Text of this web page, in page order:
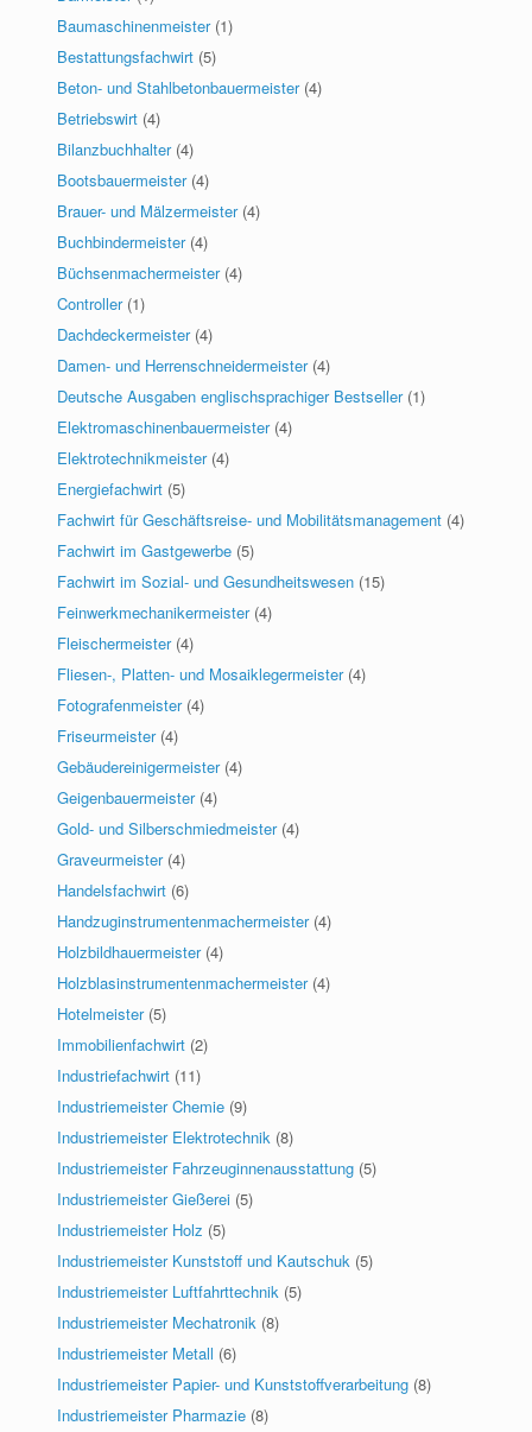
Baumaschinenmeister (1)
Bestattungsfachwirt (5)
Beton- und Stahlbetonbauermeister (4)
Betriebswirt (4)
Bilanzbuchhalter (4)
Bootsbauermeister (4)
Brauer- und Mälzermeister (4)
Buchbindermeister (4)
Büchsenmachermeister (4)
Controller (1)
Dachdeckermeister (4)
Damen- und Herrenschneidermeister (4)
Deutsche Ausgaben englischsprachiger Bestseller (1)
Elektromaschinenbauermeister (4)
Elektrotechnikmeister (4)
Energiefachwirt (5)
Fachwirt für Geschäftsreise- und Mobilitätsmanagement (4)
Fachwirt im Gastgewerbe (5)
Fachwirt im Sozial- und Gesundheitswesen (15)
Feinwerkmechanikermeister (4)
Fleischermeister (4)
Fliesen-, Platten- und Mosaiklegermeister (4)
Fotografenmeister (4)
Friseurmeister (4)
Gebäudereinigermeister (4)
Geigenbauermeister (4)
Gold- und Silberschmiedmeister (4)
Graveurmeister (4)
Handelsfachwirt (6)
Handzuginstrumentenmachermeister (4)
Holzbildhauermeister (4)
Holzblasinstrumentenmachermeister (4)
Hotelmeister (5)
Immobilienfachwirt (2)
Industriefachwirt (11)
Industriemeister Chemie (9)
Industriemeister Elektrotechnik (8)
Industriemeister Fahrzeuginnenausstattung (5)
Industriemeister Gießerei (5)
Industriemeister Holz (5)
Industriemeister Kunststoff und Kautschuk (5)
Industriemeister Luftfahrttechnik (5)
Industriemeister Mechatronik (8)
Industriemeister Metall (6)
Industriemeister Papier- und Kunststoffverarbeitung (8)
Industriemeister Pharmazie (8)